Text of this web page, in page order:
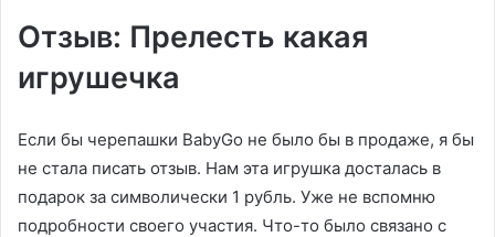
Отзыв: Прелесть какая
игрушечка
Если бы черепашки BabyGo не было бы в продаже, я бы
не стала писать отзыв. Нам эта игрушка досталась в
подарок за символически 1 рубль. Уже не вспомню
подробности своего участия. Что-то было связано с